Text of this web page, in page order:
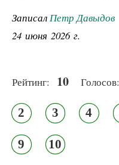
ЗаписалПетр Давыдов
24 июня 2026 г.
Рейтинг: 10 Голосов:
2 3 4
9 10